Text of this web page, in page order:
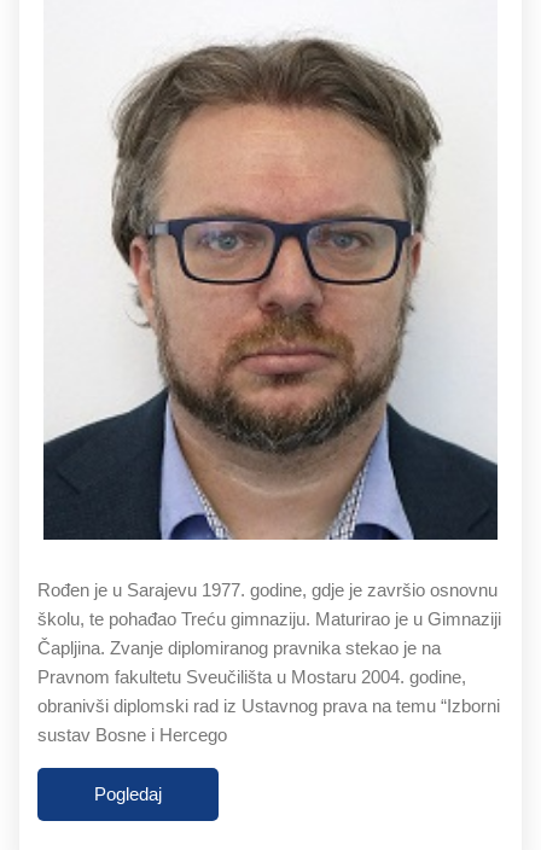
Rođen je u Sarajevu 1977. godine, gdje je završio osnovnu
školu, te pohađao Treću gimnaziju. Maturirao je u Gimnaziji
Čapljina. Zvanje diplomiranog pravnika stekao je na
Pravnom fakultetu Sveučilišta u Mostaru 2004. godine,
obranivši diplomski rad iz Ustavnog prava na temu “Izborni
sustav Bosne i Hercego
Pogledaj